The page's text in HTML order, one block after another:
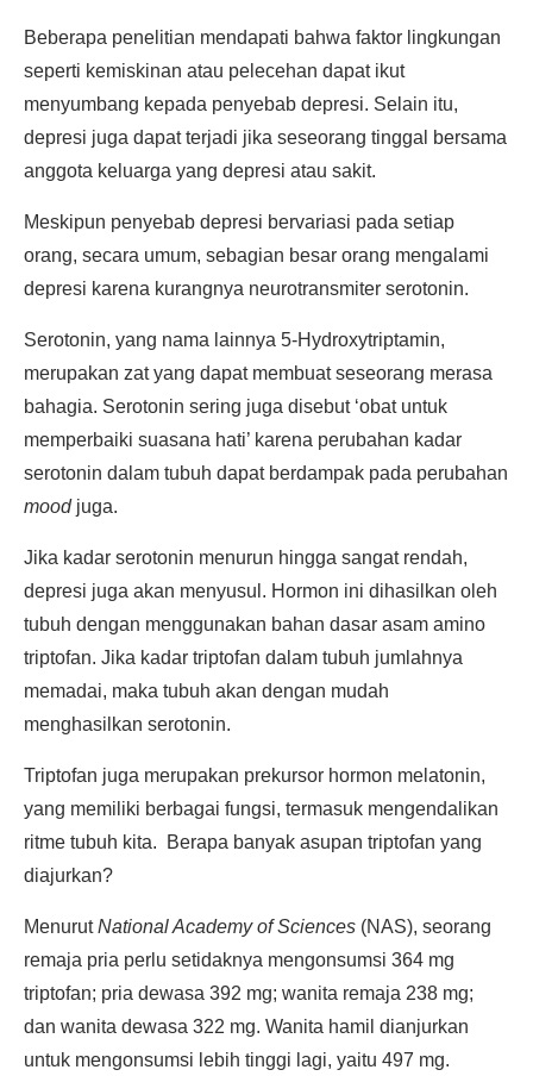
Beberapa penelitian mendapati bahwa faktor lingkungan
seperti kemiskinan atau pelecehan dapat ikut
menyumbang kepada penyebab depresi. Selain itu,
depresi juga dapat terjadi jika seseorang tinggal bersama
anggota keluarga yang depresi atau sakit.
Meskipun penyebab depresi bervariasi pada setiap
orang, secara umum, sebagian besar orang mengalami
depresi karena kurangnya neurotransmiter serotonin.
Serotonin, yang nama lainnya 5-Hydroxytriptamin,
merupakan zat yang dapat membuat seseorang merasa
bahagia. Serotonin sering juga disebut ‘obat untuk
memperbaiki suasana hati’ karena perubahan kadar
serotonin dalam tubuh dapat berdampak pada perubahan
moodjuga.
Jika kadar serotonin menurun hingga sangat rendah,
depresi juga akan menyusul. Hormon ini dihasilkan oleh
tubuh dengan menggunakan bahan dasar asam amino
triptofan. Jika kadar triptofan dalam tubuh jumlahnya
memadai, maka tubuh akan dengan mudah
menghasilkan serotonin.
Triptofan juga merupakan prekursor hormon melatonin,
yang memiliki berbagai fungsi, termasuk mengendalikan
ritme tubuh kita. Berapa banyak asupan triptofan yang
diajurkan?
MenurutNational Academy of Sciences (NAS), seorang
remaja pria perlu setidaknya mengonsumsi 364 mg
triptofan; pria dewasa 392 mg; wanita remaja 238 mg;
dan wanita dewasa 322 mg. Wanita hamil dianjurkan
untuk mengonsumsi lebih tinggi lagi, yaitu 497 mg.